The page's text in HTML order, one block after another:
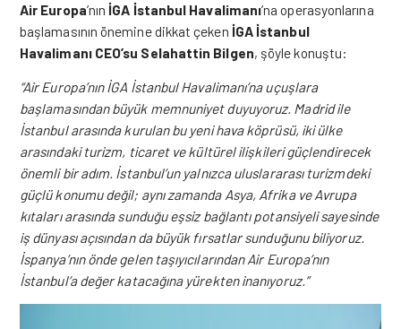
Air Europa’nın İGA İstanbul Havalimanı’na operasyonlarına
başlamasının önemine dikkat çeken İGA İstanbul
Havalimanı CEO’su Selahattin Bilgen, şöyle konuştu:
“Air Europa’nın İGA İstanbul Havalimanı’na uçuşlara
başlamasından büyük memnuniyet duyuyoruz. Madrid ile
İstanbul arasında kurulan bu yeni hava köprüsü, iki ülke
arasındaki turizm, ticaret ve kültürel ilişkileri güçlendirecek
önemli bir adım. İstanbul’un yalnızca uluslararası turizmdeki
güçlü konumu değil; aynı zamanda Asya, Afrika ve Avrupa
kıtaları arasında sunduğu eşsiz bağlantı potansiyeli sayesinde
iş dünyası açısından da büyük fırsatlar sunduğunu biliyoruz.
İspanya’nın önde gelen taşıyıcılarından Air Europa’nın
İstanbul’a değer katacağına yürekten inanıyoruz.”